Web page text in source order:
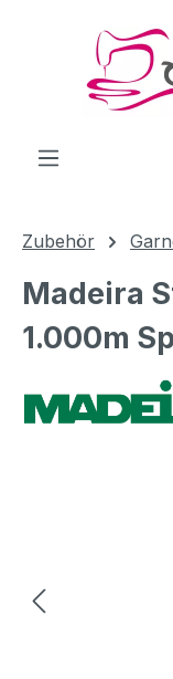
Zum Hauptinhalt
Zubehör
Madeira
1.000m